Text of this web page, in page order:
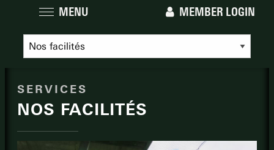
MENU MEMBER LOGIN
SERVICES
NOS FACILITÉS